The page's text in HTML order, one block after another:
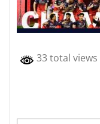
33 total views